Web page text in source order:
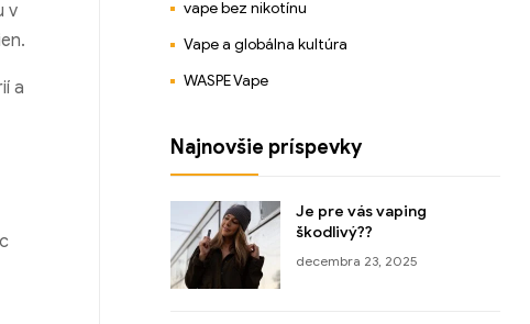
v
a
vape bez nikotínu
Vape a globálna kultúra
WASPE Vape
Najnovšie príspevky
Je pre vás vaping
škodlivý??
decembra 23, 2025